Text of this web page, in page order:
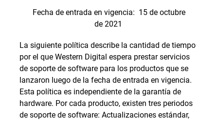
Fecha de entrada en vigencia: 15 de octubre
de 2021
La siguiente política describe la cantidad de tiempo
por el que Western Digital espera prestar servicios
de soporte de software para los productos que se
lanzaron luego de la fecha de entrada en vigencia.
Esta política es independiente de la garantía de
hardware. Por cada producto, existen tres periodos
de soporte de software: Actualizaciones estándar,